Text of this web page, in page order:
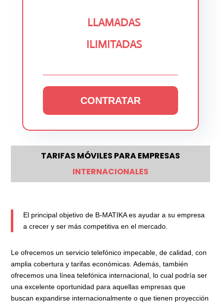
LLAMADAS
ILIMITADAS
CONTRATAR
TARIFAS MÓVILES PARA EMPRESAS
INTERNACIONALES
El principal objetivo de B-MATIKA es ayudar a su empresa
a crecer y ser más competitiva en el mercado.
Le ofrecemos un servicio telefónico impecable, de calidad, con
amplia cobertura y tarifas económicas. Además, también
ofrecemos una línea telefónica internacional, lo cual podría ser
una excelente oportunidad para aquellas empresas que
buscan expandirse internacionalmente o que tienen proyección